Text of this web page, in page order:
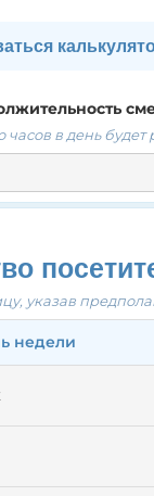
часов,
количество
среднюю
временных
смена:
й, 6-й, 8-й час
смена:
часов в день
указав
недели